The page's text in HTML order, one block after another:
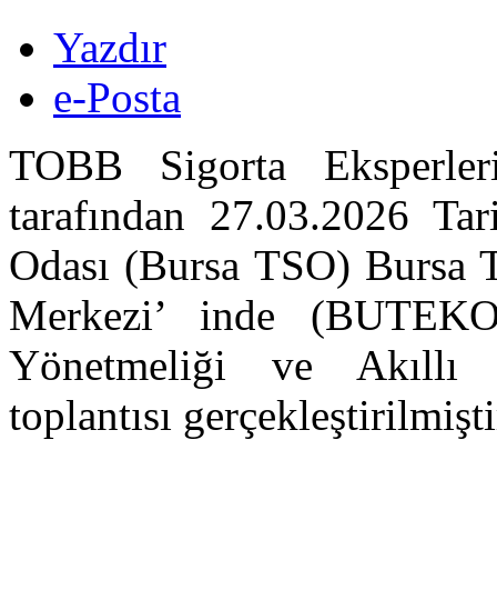
Yazdır
e-Posta
TOBB Sigorta
tarafından 27.03.2026
Odası (Bursa TSO)
Merkezi’ inde
Yönetmeliği ve Akıllı
toplantısı